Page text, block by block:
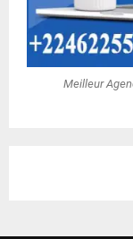
Meilleur